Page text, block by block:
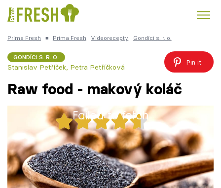
Česká kuchyně Čokoláda
Témata
Recepty
Články
Prima Fresh ■ Prima Fresh Videorecepty Gondíci s. r. o.
GONDÍCI S. R. O.
Stanislav Petříček Petra Petříčková
Pin it
Raw food - makový koláč
Failed to fetch
31x
Raw food - makový koláč